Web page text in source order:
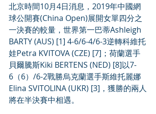
北京時間10月4日消息，2019年中國網
球公開賽(China Open)展開女單四分之
一決賽的較量，世界第一巴蒂Ashleigh
BARTY (AUS) [1] 4-6/6-4/6-3逆轉科維托
娃Petra KVITOVA (CZE) [7]；荷蘭選手
貝爾騰斯Kiki BERTENS (NED) [8]以7-
6（6）/6-2戰勝烏克蘭選手斯維托麗娜
Elina SVITOLINA (UKR) [3]，獲勝的兩人
將在半決賽中相遇。